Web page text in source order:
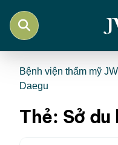
Bệnh viện thẩm mỹ
Daegu
Thẻ: Sở du